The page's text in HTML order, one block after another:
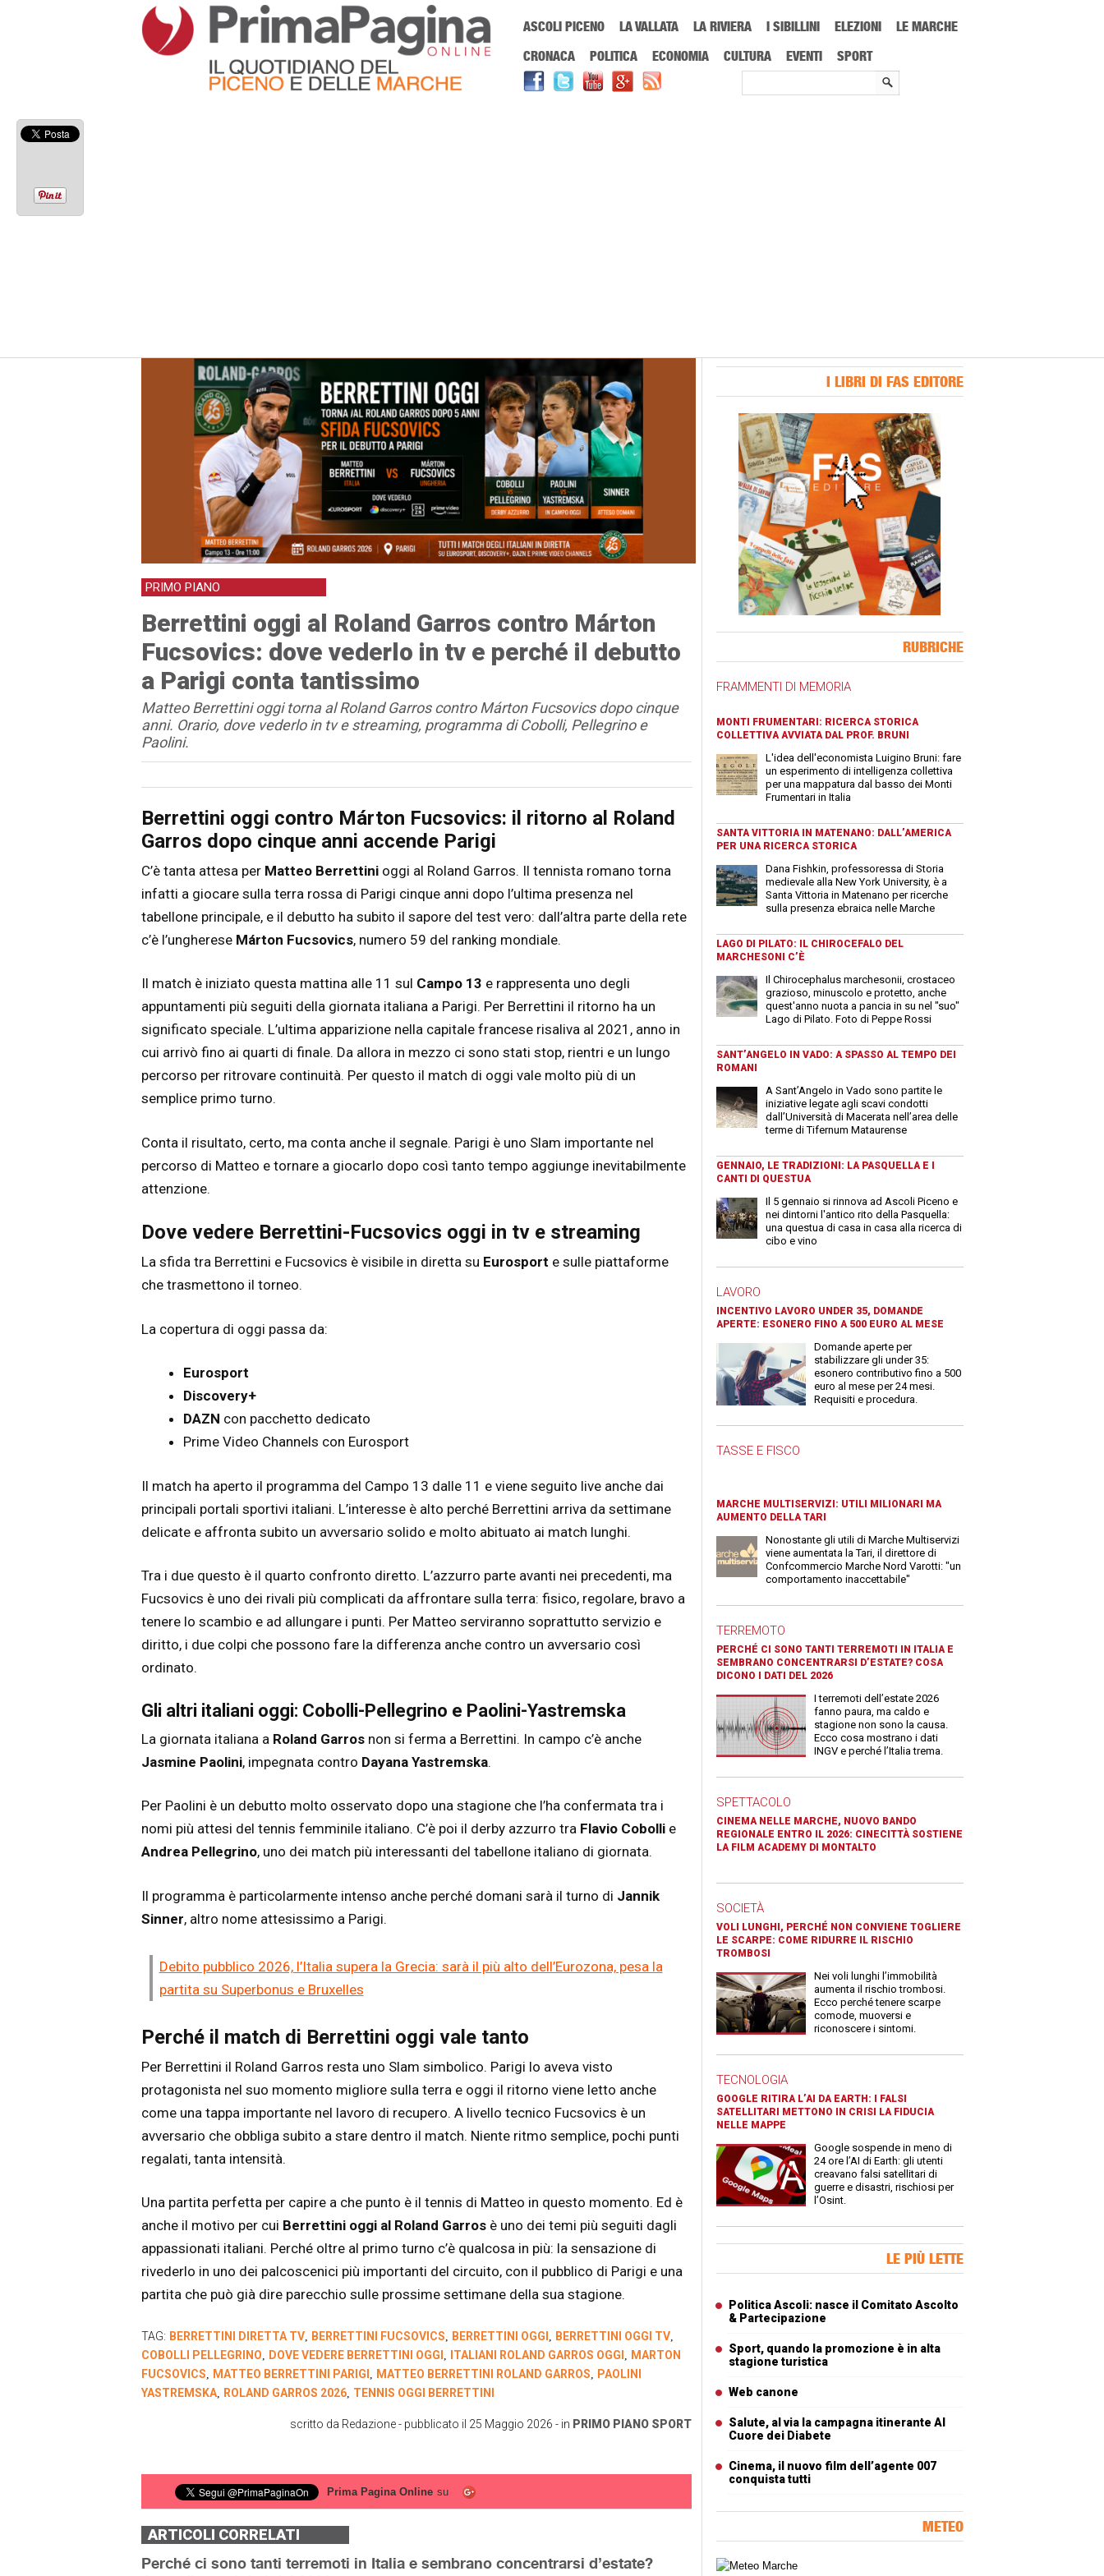
ASCOLI PICENO LA VALLATA LA RIVIERA I SIBILLINI ELEZIONI
LE MARCHE
CRONACA
POLITICA ECONOMIA CULTURA EVENTI SPORT
Parigi conta tantissimo
PRIMO PIANO
Berrettini oggi al Roland Garros contro Márton
Fucsovics: dove vederlo in tv e perché il debutto
a Parigi conta tantissimo
Matteo Berrettini oggi torna al Roland Garros contro Márton Fucsovics dopo cinque
anni. Orario, dove vederlo in tv e streaming, programma di Cobolli, Pellegrino e
Paolini.
Articolo
Testo articolo principale
Berrettini oggi contro Márton Fucsovics: il ritorno al Roland
Garros dopo cinque anni accende Parigi
C’è tanta attesa per Matteo Berrettinioggi al Roland Garros. Il tennista romano torna
infatti a giocare sulla terra rossa di Parigi cinque anni dopo l’ultima presenza nel
tabellone principale, e il debutto ha subito il sapore del test vero: dall’altra parte della rete
c’è l’ungherese Márton Fucsovics, numero 59 del ranking mondiale.
Il match è iniziato questa mattina alle 11 sul Campo 13 e rappresenta uno degli
appuntamenti più seguiti della giornata italiana a Parigi. Per Berrettini il ritorno ha un
significato speciale. L’ultima apparizione nella capitale francese risaliva al 2021, anno in
cui arrivò fino ai quarti di finale. Da allora in mezzo ci sono stati stop, rientri e un lungo
percorso per ritrovare continuità. Per questo il match di oggi vale molto più di un
semplice primo turno.
Conta il risultato, certo, ma conta anche il segnale. Parigi è uno Slam importante nel
percorso di Matteo e tornare a giocarlo dopo così tanto tempo aggiunge inevitabilmente
attenzione.
Dove vedere Berrettini-Fucsovics oggi in tv e streaming
La sfida tra Berrettini e Fucsovics è visibile in diretta su Eurosport e sulle piattaforme
che trasmettono il torneo.
La copertura di oggi passa da:
Eurosport
Discovery+
DAZN con pacchetto dedicato
Prime Video Channels con Eurosport
Il match ha aperto il programma del Campo 13 dalle 11 e viene seguito live anche dai
principali portali sportivi italiani. L’interesse è alto perché Berrettini arriva da settimane
delicate e affronta subito un avversario solido e molto abituato ai match lunghi.
Tra i due questo è il quarto confronto diretto. L’azzurro parte avanti nei precedenti, ma
Fucsovics è uno dei rivali più complicati da affrontare sulla terra: fisico, regolare, bravo a
tenere lo scambio e ad allungare i punti. Per Matteo serviranno soprattutto servizio e
diritto, i due colpi che possono fare la differenza anche contro un avversario così
ordinato.
Gli altri italiani oggi: Cobolli-Pellegrino e Paolini-Yastremska
La giornata italiana a Roland Garrosnon si ferma a Berrettini. In campo c’è anche
Jasmine Paolini, impegnata contro Dayana Yastremska.
Per Paolini è un debutto molto osservato dopo una stagione che l’ha confermata tra i
nomi più attesi del tennis femminile italiano. C’è poi il derby azzurro tra Flavio Cobollie
Andrea Pellegrino, uno dei match più interessanti del tabellone italiano di giornata.
Il programma è particolarmente intenso anche perché domani sarà il turno di Jannik
Sinner, altro nome attesissimo a Parigi.
Debito pubblico 2026, l’Italia supera la Grecia: sarà il più alto dell’Eurozona, pesa la
partita su Superbonus e Bruxelles
Perché il match di Berrettini oggi vale tanto
Per Berrettini il Roland Garros resta uno Slam simbolico. Parigi lo aveva visto
protagonista nel suo momento migliore sulla terra e oggi il ritorno viene letto anche
come una tappa importante nel lavoro di recupero. A livello tecnico Fucsovics è un
avversario che obbliga subito a stare dentro il match. Niente ritmo semplice, pochi punti
regalati, tanta intensità.
Una partita perfetta per capire a che punto è il tennis di Matteo in questo momento. Ed è
anche il motivo per cui Berrettini oggi al Roland Garrosè uno dei temi più seguiti dagli
appassionati italiani. Perché oltre al primo turno c’è qualcosa in più: la sensazione di
rivederlo in uno dei palcoscenici più importanti del circuito, con il pubblico di Parigi e una
partita che può già dire parecchio sulle prossime settimane della sua stagione.
TAG: BERRETTINI DIRETTA TV, BERRETTINI FUCSOVICS BERRETTINI OGGI BERRETTINI OGGI TV,
COBOLLI PELLEGRINO DOVE VEDERE BERRETTINI OGGI ITALIANI ROLAND GARROS OGGI
MARTON
FUCSOVICS
MATTEO BERRETTINI PARIGI MATTEO BERRETTINI ROLAND GARROS
PAOLINI
YASTREMSKA, ROLAND GARROS 2026, TENNIS OGGI BERRETTINI
scritto da Redazione- pubblicato il 25 Maggio 2026 - in PRIMO PIANO SPORT
Prima Pagina Online su
ARTICOLI CORRELATI
Perché ci sono tanti terremoti in Italia e sembrano concentrarsi d’estate?
I LIBRI DI FAS EDITORE
RUBRICHE
FRAMMENTI DI MEMORIA
MONTI FRUMENTARI: RICERCA STORICA
COLLETTIVA AVVIATA DAL PROF. BRUNI
L'idea dell'economista Luigino Bruni: fare
un esperimento di intelligenza collettiva
per una mappatura dal basso dei Monti
Frumentari in Italia
SANTA VITTORIA IN MATENANO: DALL’AMERICA
PER UNA RICERCA STORICA
Dana Fishkin, professoressa di Storia
medievale alla New York University, è a
Santa Vittoria in Matenano per ricerche
sulla presenza ebraica nelle Marche
LAGO DI PILATO: IL CHIROCEFALO DEL
MARCHESONI C’È
Il Chirocephalus marchesonii, crostaceo
grazioso, minuscolo e protetto, anche
quest'anno nuota a pancia in su nel "suo"
Lago di Pilato. Foto di Peppe Rossi
SANT’ANGELO IN VADO: A SPASSO AL TEMPO DEI
ROMANI
A Sant’Angelo in Vado sono partite le
iniziative legate agli scavi condotti
dall’Università di Macerata nell’area delle
terme di Tifernum Mataurense
GENNAIO, LE TRADIZIONI: LA PASQUELLA E I
CANTI DI QUESTUA
Il 5 gennaio si rinnova ad Ascoli Piceno e
nei dintorni l'antico rito della Pasquella:
una questua di casa in casa alla ricerca di
cibo e vino
LAVORO
INCENTIVO LAVORO UNDER 35, DOMANDE
APERTE: ESONERO FINO A 500 EURO AL MESE
Domande aperte per
stabilizzare gli under 35:
esonero contributivo fino a 500
euro al mese per 24 mesi.
Requisiti e procedura.
TASSE E FISCO
MARCHE MULTISERVIZI: UTILI MILIONARI MA
AUMENTO DELLA TARI
Nonostante gli utili di Marche Multiservizi
viene aumentata la Tari, il direttore di
Confcommercio Marche Nord Varotti: "un
comportamento inaccettabile"
TERREMOTO
PERCHÉ CI SONO TANTI TERREMOTI IN ITALIA E
SEMBRANO CONCENTRARSI D’ESTATE? COSA
DICONO I DATI DEL 2026
I terremoti dell’estate 2026
fanno paura, ma caldo e
stagione non sono la causa.
Ecco cosa mostrano i dati
INGV e perché l’Italia trema.
SPETTACOLO
CINEMA NELLE MARCHE, NUOVO BANDO
REGIONALE ENTRO IL 2026: CINECITTÀ SOSTIENE
LA FILM ACADEMY DI MONTALTO
SOCIETÀ
VOLI LUNGHI, PERCHÉ NON CONVIENE TOGLIERE
LE SCARPE: COME RIDURRE IL RISCHIO
TROMBOSI
Nei voli lunghi l’immobilità
aumenta il rischio trombosi.
Ecco perché tenere scarpe
comode, muoversi e
riconoscere i sintomi.
TECNOLOGIA
GOOGLE RITIRA L’AI DA EARTH: I FALSI
SATELLITARI METTONO IN CRISI LA FIDUCIA
NELLE MAPPE
Google sospende in meno di
24 ore l’AI di Earth: gli utenti
creavano falsi satellitari di
guerre e disastri, rischiosi per
l’Osint.
LE PIÙ LETTE
Politica Ascoli: nasce il Comitato Ascolto
& Partecipazione
Sport, quando la promozione è in alta
stagione turistica
Web canone
Salute, al via la campagna itinerante Al
Cuore dei Diabete
Cinema, il nuovo film dell’agente 007
conquista tutti
METEO
Carta meteorologica delle Marche